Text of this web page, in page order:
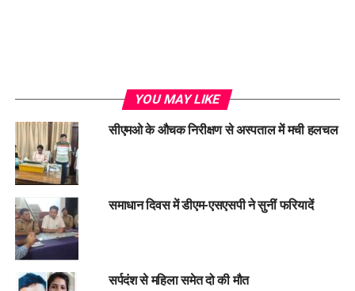
YOU MAY LIKE
सीएमओ के औचक निरीक्षण से अस्पताल में मची हलचल
समाधान दिवस में डीएम-एसएसपी ने सुनीं फरियादें
सर्पदंश से महिला समेत दो की मौत